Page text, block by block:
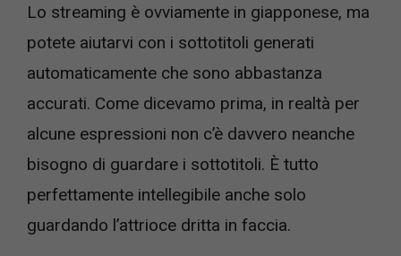
Lo streaming è ovviamente in giapponese, ma
potete aiutarvi con i sottotitoli generati
automaticamente che sono abbastanza
accurati. Come dicevamo prima, in realtà per
alcune espressioni non c’è davvero neanche
bisogno di guardare i sottotitoli. È tutto
perfettamente intellegibile anche solo
guardando l’attrioce dritta in faccia.